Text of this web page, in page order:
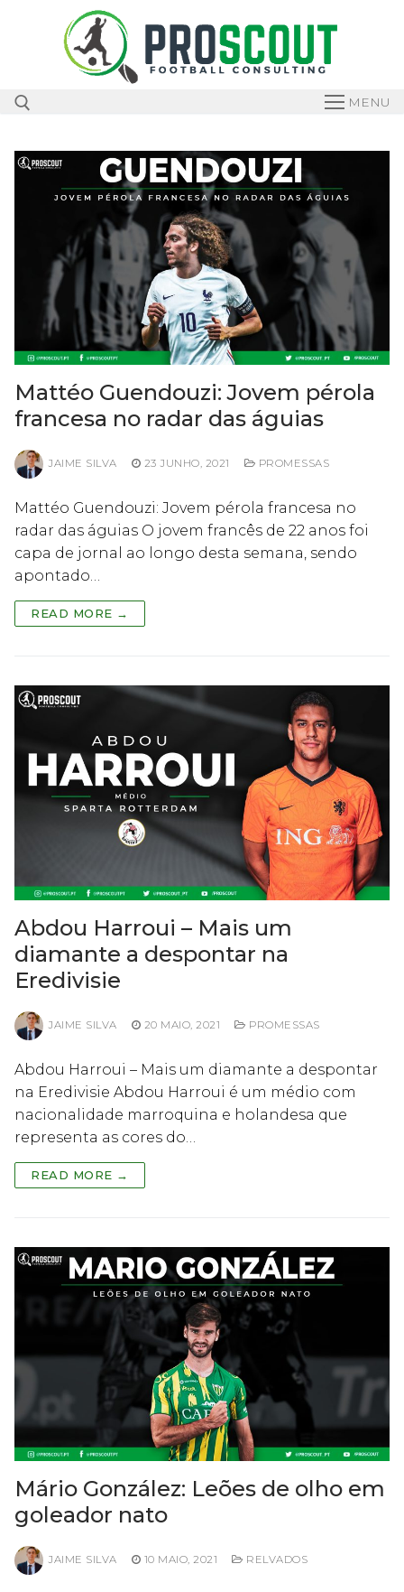
MENU
Mattéo Guendouzi: Jovem pérola
francesa no radar das águias
JAIME SILVA 23 JUNHO, 2021 PROMESSAS
Mattéo Guendouzi: Jovem pérola francesa no
radar das águias O jovem francês de 22 anos foi
capa de jornal ao longo desta semana, sendo
apontado…
READ MORE →
Abdou Harroui – Mais um
diamante a despontar na
Eredivisie
JAIME SILVA 20 MAIO, 2021 PROMESSAS
Abdou Harroui – Mais um diamante a despontar
na Eredivisie Abdou Harroui é um médio com
nacionalidade marroquina e holandesa que
representa as cores do…
READ MORE →
Mário González: Leões de olho em
goleador nato
JAIME SILVA 10 MAIO, 2021 RELVADOS